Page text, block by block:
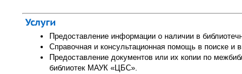
Предоставление информации о наличии в
Справочная и консультационная помощь в поиске и
Предоставление документов или их копии по
библиотек МАУК «ЦБС».